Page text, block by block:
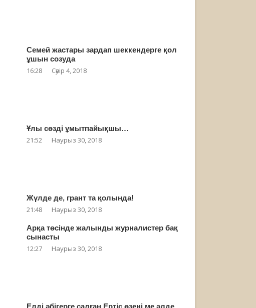
Семей жастары зардап шеккендерге қол
ұшын созуда
16:28 Сәуір 4, 2018
Ұлы сөзді ұмытпайықшы…
21:52 Наурыз 30, 2018
Жүлде де, грант та қолында!
21:48 Наурыз 30, 2018
Арқа төсінде жалынды журналистер бақ
сынасты
12:27 Наурыз 30, 2018
Елді әбігерге салған Ертіс өзені ме әлде